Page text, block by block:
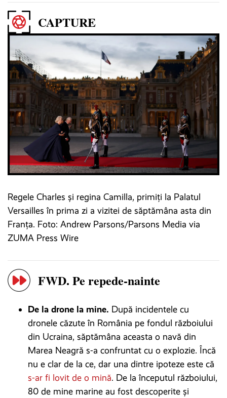
CAPTURE
Regele Charles și regina Camilla, primiți la Palatul
Versailles în prima zi a vizitei de săptămâna asta din
Franța. Foto: Andrew Parsons/Parsons Media via
ZUMA Press Wire
FWD. Pe repede-nainte
De la drone la mine. După incidentele cu
dronele căzute în România pe fondul războiului
din Ucraina, săptămâna aceasta o navă din
Marea Neagră s-a confruntat cu o explozie. Încă
nu e clar de la ce, dar una dintre ipoteze este că
s-ar fi lovit de o mină. De la începutul războiului,
80 de mine marine au fost descoperite şi